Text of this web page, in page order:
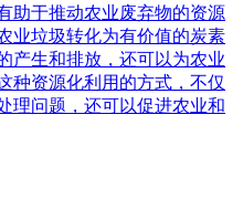
助于推动农业废弃物的资源
业垃圾转化为有价值的炭素
产生和排放，还可以为农业
种资源化利用的方式，不仅
理问题，还可以促进农业和